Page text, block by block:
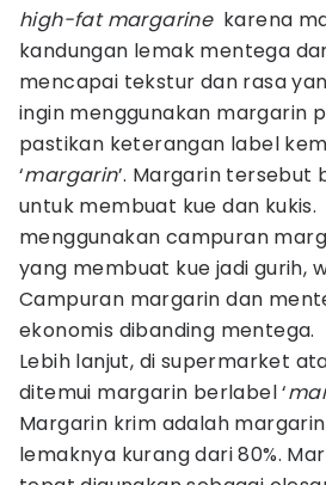
high-fat margarinekarena
kandungan lemak mentega
mencapai tekstur dan rasa
ingin menggunakan margarin
pastikan keterangan label
‘margarin’. Margarin tersebut
untuk membuat kue dan kukis.
menggunakan campuran
yang membuat kue jadi gurih,
Campuran margarin dan
ekonomis dibanding mentega.
Lebih lanjut, di supermarket
ditemui margarin berlabel ‘
Margarin krim adalah
lemaknya kurang dari 80%.